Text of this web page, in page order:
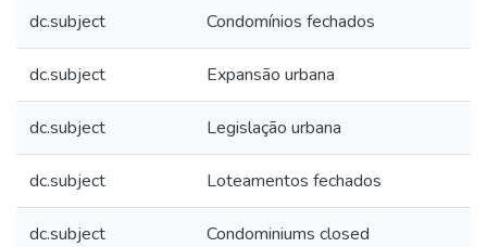
dc.subject Condomínios fechados
dc.subject Expansão urbana
dc.subject Legislação urbana
dc.subject Loteamentos fechados
dc.subject Condominiums closed